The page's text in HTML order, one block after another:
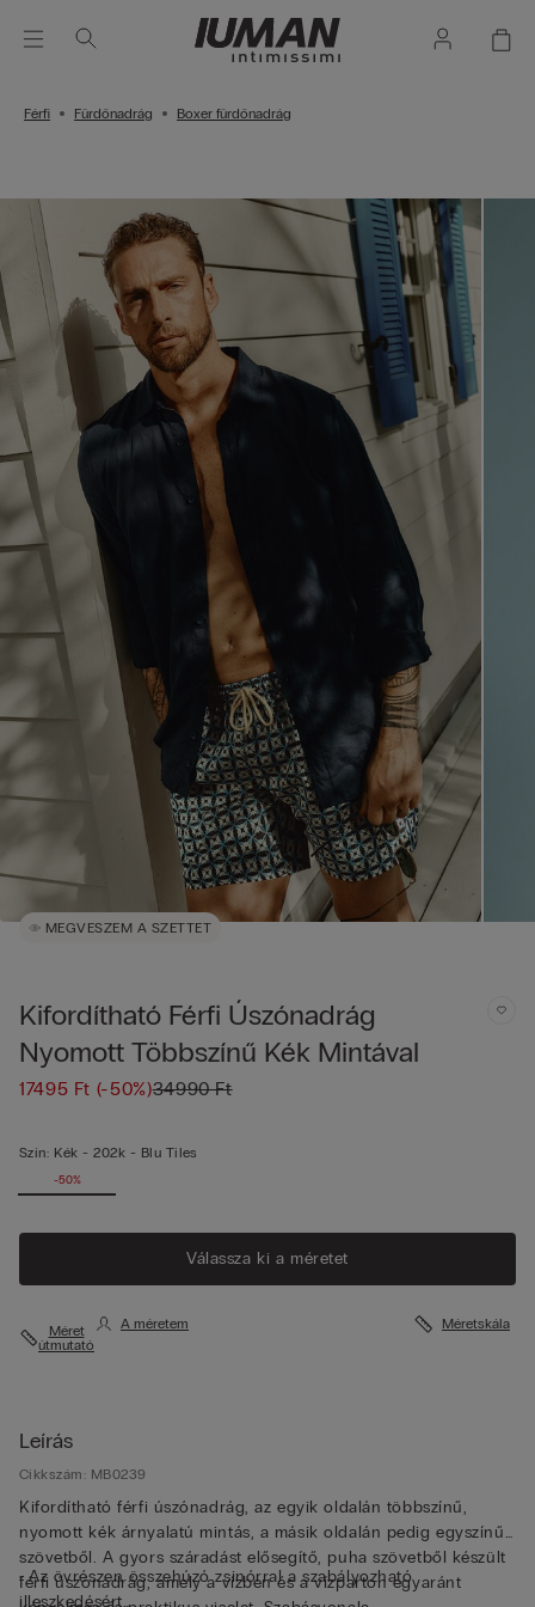
Férfi Fürdőnadrág Boxer fürdőnadrág
MEGVESZEM A SZETTET
Kifordítható Férfi Úszónadrág
Nyomott Többszínű Kék Mintával
17495 Ft (-50%)34990 Ft
Szín: Kék -202k - Blu Tiles
-50%
Válassza ki a méretet
Méret
útmutató
A méretem Méretskála
Leírás
Cikkszám: MB0239
Kifordítható férfi úszónadrág, az egyik oldalán többszínű,
nyomott kék árnyalatú mintás, a másik oldalán pedig egyszínű
szövetből. A gyors száradást elősegítő, puha szövetből készült
férfi úszónadrág, amely a vízben és a vízparton egyaránt
• Az övrészen összehúzó zsinórral a szabályozható
illeszkedésért